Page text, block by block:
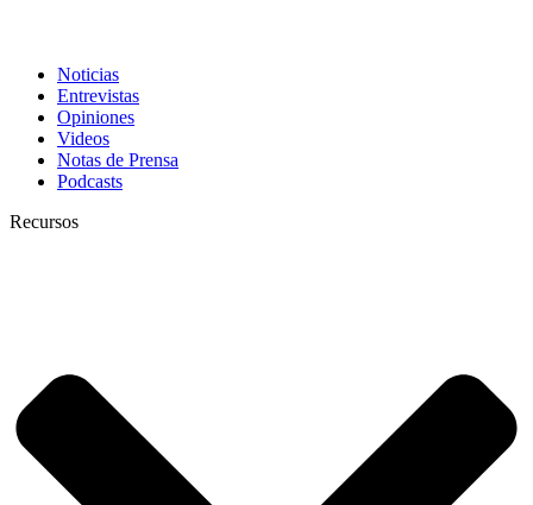
Noticias
Entrevistas
Opiniones
Videos
Notas de Prensa
Podcasts
Recursos